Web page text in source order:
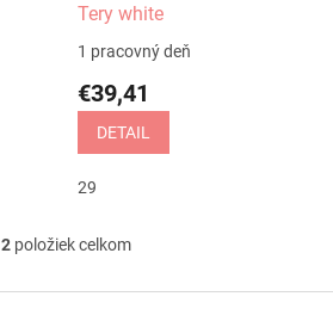
Tery white
1 pracovný deň
€39,41
DETAIL
29
O
l
2položiek celkom